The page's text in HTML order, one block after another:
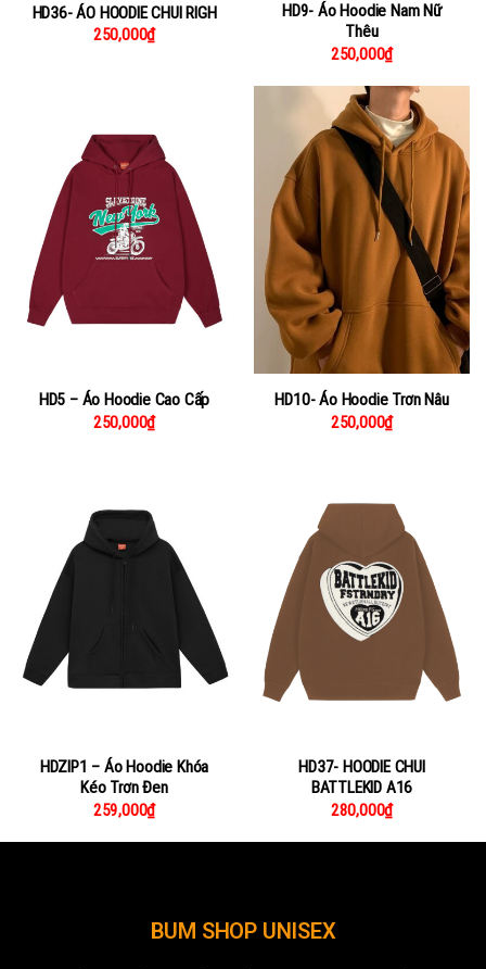
HD36- ÁO HOODIE CHUI RIGH
250,000₫
HD9- Áo Hoodie Nam Nữ
Thêu
250,000₫
HD5 – Áo Hoodie Cao Cấp
250,000₫
HD10- Áo Hoodie Trơn Nâu
250,000₫
HDZIP1 – Áo Hoodie Khóa
Kéo Trơn Đen
259,000₫
HD37- HOODIE CHUI
BATTLEKID A16
280,000₫
BUM SHOP UNISEX